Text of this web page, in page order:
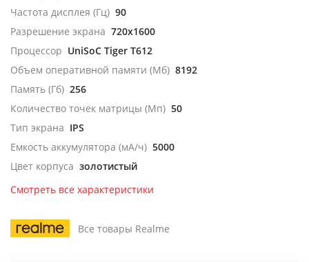
Частота дисплея (Гц) 90
Разрешение экрана 720x1600
Процессор UniSoC Tiger T612
Объем оперативной памяти (Мб) 8192
Память (Гб) 256
Количество точек матрицы (Мп) 50
Тип экрана IPS
Емкость аккумулятора (мА/ч) 5000
Цвет корпуса золотистый
Смотреть все характеристики
Все товары Realme